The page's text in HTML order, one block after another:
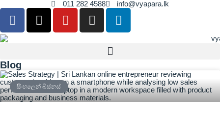
011 282 4588 info@vyapara.lk
Blog
සිංහලෙන් බිස්නස්